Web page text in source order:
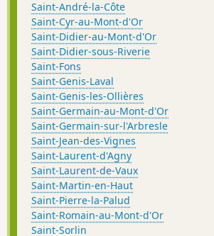
Saint-André-la-Côte
Saint-Cyr-au-Mont-d'Or
Saint-Didier-au-Mont-d'Or
Saint-Didier-sous-Riverie
Saint-Fons
Saint-Genis-Laval
Saint-Genis-les-Ollières
Saint-Germain-au-Mont-d'Or
Saint-Germain-sur-l'Arbresle
Saint-Jean-des-Vignes
Saint-Laurent-d'Agny
Saint-Laurent-de-Vaux
Saint-Martin-en-Haut
Saint-Pierre-la-Palud
Saint-Romain-au-Mont-d'Or
Saint-Sorlin